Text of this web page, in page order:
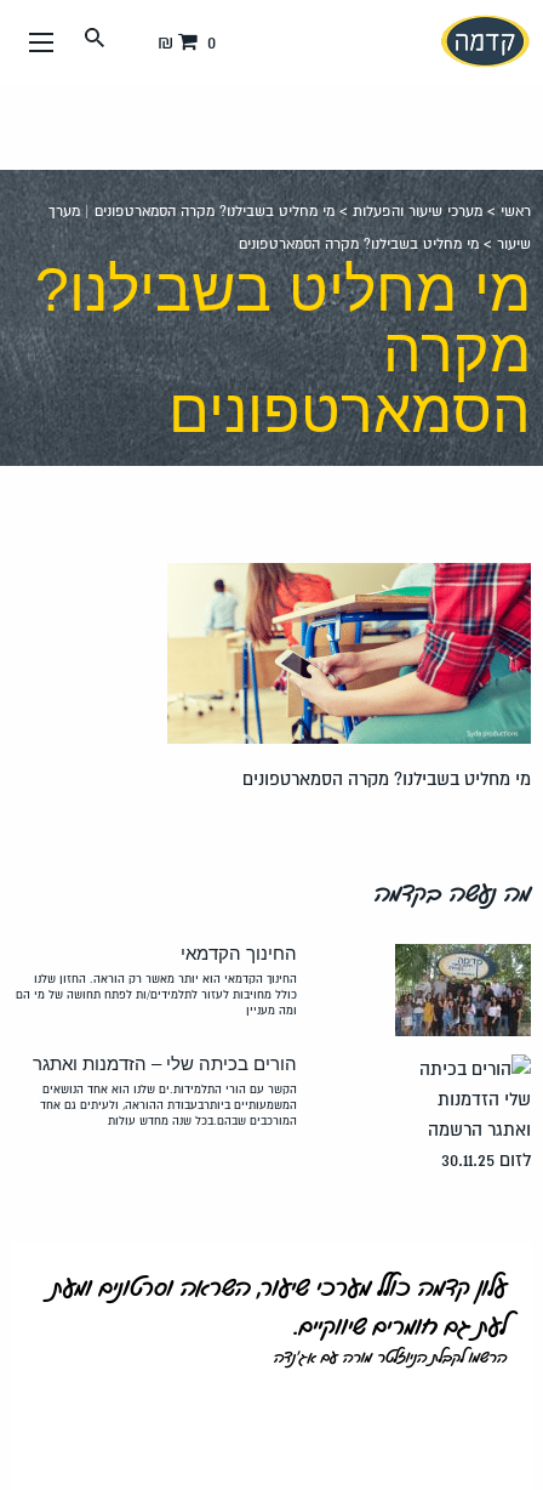
עבור
אל
0 ₪
ראשי> מערכי שיעור והפעלות >מי מחליט בשבילנו? מקרה הסמארטפונים | מערך
שיעור > מי מחליט בשבילנו? מקרה הסמארטפונים
מי מחליט בשבילנו?
מקרה
הסמארטפונים
מי מחליט בשבילנו? מקרה הסמארטפונים
מה נעשה בקדמה
החינוך הקדמאי
החינוך הקדמאי הוא יותר מאשר רק הוראה. החזון שלנו
כולל מחויבות לעזור לתלמידים/ות לפתח תחושה של מי הם
ומה מעניין
הורים בכיתה שלי – הזדמנות ואתגר
הקשר עם הורי התלמידות.ים שלנו הוא אחד הנושאים
המשמעותיים ביותרבעבודת ההוראה, ולעיתים גם אחד
המורכבים שבהם.בכל שנה מחדש עולות
עלון קדמה כולל מערכי שיעור, השראה וסרטונים ומעת
לעת גם חומרים שיווקיים.
הרשמו לקבלת הניוזלטר מורה עם אג'נדה